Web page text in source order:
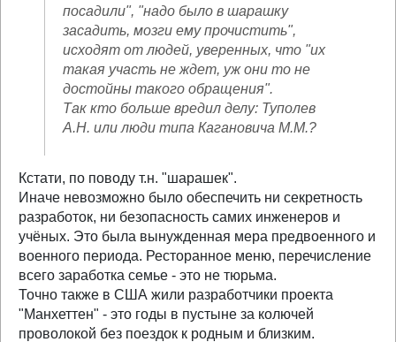
посадили", "надо было в шарашку
засадить, мозги ему прочистить",
исходят от людей, уверенных, что "их
такая участь не ждет, уж они то не
достойны такого обращения".
Так кто больше вредил делу: Туполев
А.Н. или люди типа Кагановича М.М.?
Кстати, по поводу т.н. "шарашек".
Иначе невозможно было обеспечить ни секретность
разработок, ни безопасность самих инженеров и
учёных. Это была вынужденная мера предвоенного и
военного периода. Ресторанное меню, перечисление
всего заработка семье - это не тюрьма.
Точно также в США жили разработчики проекта
"Манхеттен" - это годы в пустыне за колючей
проволокой без поездок к родным и близким.